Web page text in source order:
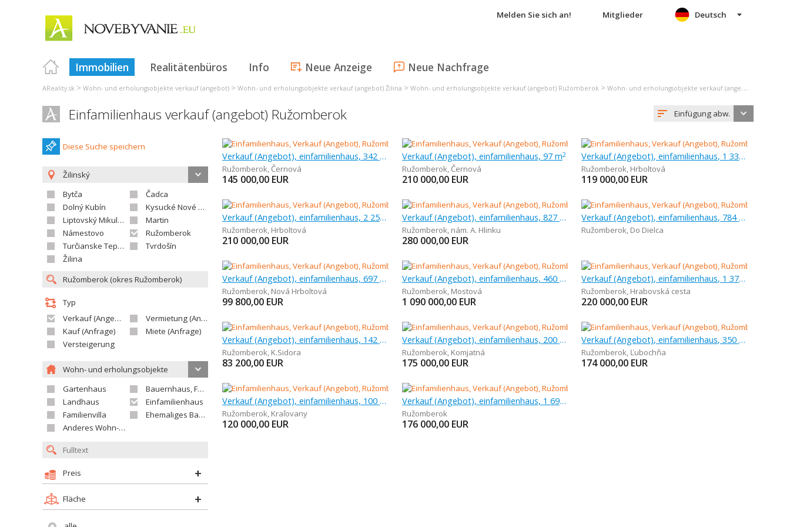
Melden Sie sich an! Mitglieder
Immobilien Realitätenbüros Info Neue Anzeige Neue Nachfrage
Deutsch
AReality.sk > Wohn- und erholungsobjekte verkauf (angebot) > Wohn- und erholungsobjekte verkauf (angebot) Žilina > Wohn- und erholungsobjekte verkauf (angebot) Ružomberok > Wohn- und erholungsobjekte verkauf (angebot) Ružomberok
Einfamilienhaus verkauf (angebot) Ružomberok Einfügung abw.
Diese Suche speichern
Žilinský
Bytča
Čadca
Dolný Kubín
Kysucké Nové Mesto
Liptovský Mikuláš
Martin
Námestovo
Ružomberok
Turčianske Teplice
Tvrdošín
Žilina
Typ
Verkauf (Angebot)
Vermietung (Angebot)
Kauf (Anfrage)
Miete (Anfrage)
Versteigerung
Wohn- und erholungsobjekte
Gartenhaus
Bauernhaus, Ferienhaus
Landhaus
Einfamilienhaus
Familienvilla
Ehemaliges Bauerngut
Anderes Wohn- oder Ferienobjekt
Preis
Fläche
Verkauf (Angebot), einfamilienhaus, 342 m
Ružomberok, Černová
145 000,00 EUR
Verkauf (Angebot), einfamilienhaus, 97 m2
Ružomberok, Černová
210 000,00 EUR
Verkauf (Angebot), einfamilienhaus, 1 339 m
Ružomberok, Hrboltová
119 000,00 EUR
Verkauf (Angebot), einfamilienhaus, 2 254 m
Ružomberok, Hrboltová
210 000,00 EUR
Verkauf (Angebot), einfamilienhaus, 827 m
Ružomberok, nám. A. Hlinku
280 000,00 EUR
Verkauf (Angebot), einfamilienhaus, 784 m
Ružomberok, Do Dielca
Verkauf (Angebot), einfamilienhaus, 697 m
Ružomberok, Nová Hrboltová
99 800,00 EUR
Verkauf (Angebot), einfamilienhaus, 460 m
Ružomberok, Mostová
1 090 000,00 EUR
Verkauf (Angebot), einfamilienhaus, 1 375 m
Ružomberok, Hrabovská cesta
220 000,00 EUR
Verkauf (Angebot), einfamilienhaus, 142 m
Ružomberok, K.Sidora
83 200,00 EUR
Verkauf (Angebot), einfamilienhaus, 200 m
Ružomberok, Komjatná
175 000,00 EUR
Verkauf (Angebot), einfamilienhaus, 350 m
Ružomberok, Ľubochňa
174 000,00 EUR
Verkauf (Angebot), einfamilienhaus, 100 m
Ružomberok, Kraľovany
120 000,00 EUR
Verkauf (Angebot), einfamilienhaus, 1 694 m
Ružomberok
176 000,00 EUR